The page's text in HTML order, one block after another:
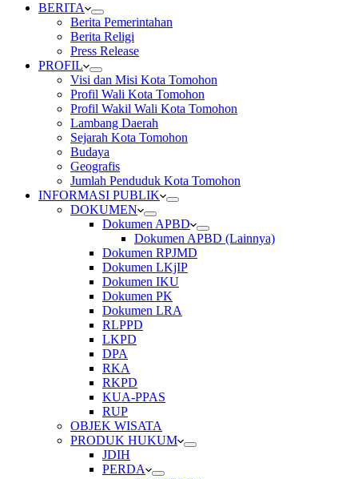
BERITA
Berita Pemerintahan
Berita Religi
Press Release
PROFIL
Visi dan Misi Kota Tomohon
Profil Wali Kota Tomohon
Profil Wakil Wali Kota Tomohon
Lambang Daerah
Sejarah Kota Tomohon
Budaya
Geografis
Jumlah Penduduk Kota Tomohon
INFORMASI PUBLIK
DOKUMEN
Dokumen APBD
Dokumen APBD (Lainnya)
Dokumen RPJMD
Dokumen LKjIP
Dokumen IKU
Dokumen PK
Dokumen LRA
RLPPD
LKPD
DPA
RKA
RKPD
KUA-PPAS
RUP
OBJEK WISATA
PRODUK HUKUM
JDIH
PERDA